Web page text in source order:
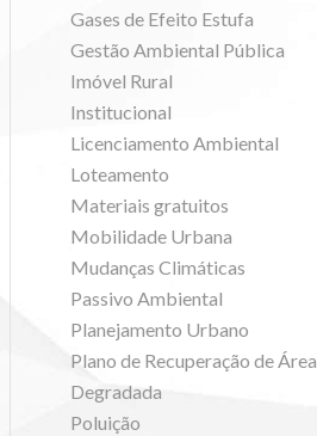
Gases de Efeito Estufa
Gestão Ambiental Pública
Imóvel Rural
Institucional
Licenciamento Ambiental
Loteamento
Materiais gratuitos
Mobilidade Urbana
Mudanças Climáticas
Passivo Ambiental
Planejamento Urbano
Plano de Recuperação de Área
Degradada
Poluição